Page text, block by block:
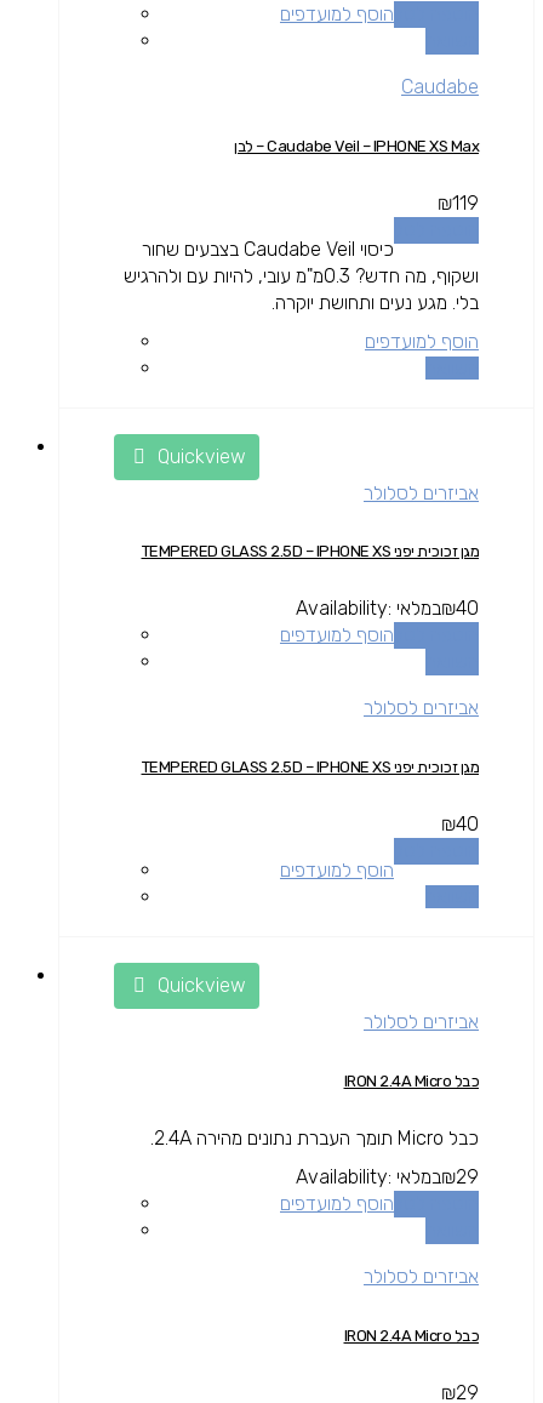
הוסף למועדפים
Caudabe
Caudabe Veil – IPHONE XS Max – לבן
₪119
כיסוי Caudabe Veil בצבעים שחור
ושקוף, מה חדש? 0.3מ"מ עובי, להיות עם ולהרגיש
בלי. מגע נעים ותחושת יוקרה.
הוסף למועדפים
Quickview
אביזרים לסלולר
מגן זכוכית יפני TEMPERED GLASS 2.5D – IPHONE XS
₪40
Availability: במלאי
הוסף למועדפים
אביזרים לסלולר
מגן זכוכית יפני TEMPERED GLASS 2.5D – IPHONE XS
₪40
הוסף למועדפים
Quickview
אביזרים לסלולר
כבל IRON 2.4A Micro
כבל Micro תומך העברת נתונים מהירה 2.4A.
₪29
Availability: במלאי
הוסף למועדפים
אביזרים לסלולר
כבל IRON 2.4A Micro
₪29